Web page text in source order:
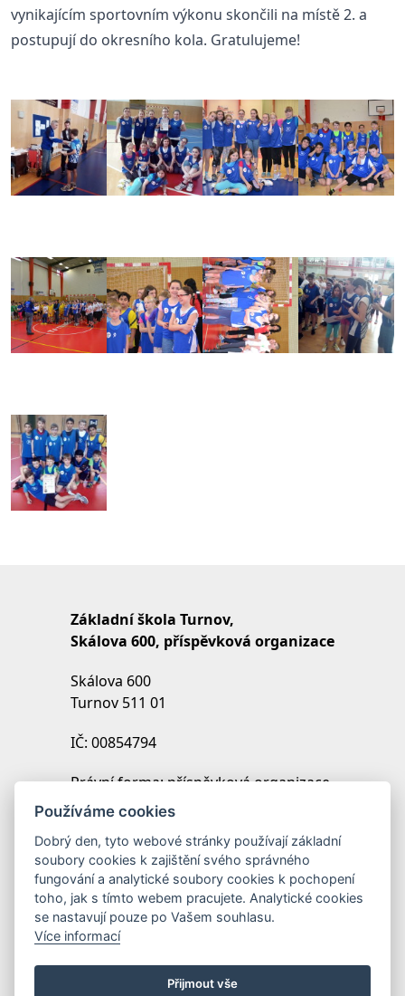
vynikajícím sportovním výkonu skončili na místě 2. a
postupují do okresního kola. Gratulujeme!
Základní škola Turnov,
Skálova 600, příspěvková organizace
Skálova 600
Turnov 511 01
IČ: 00854794
Právní forma: příspěvková organizace
IZO: 102454027
Zřizovatel: Město Turnov
Používáme cookies
Dobrý den, tyto webové stránky používají základní
soubory cookies k zajištění svého správného
fungování a analytické soubory cookies k pochopení
toho, jak s tímto webem pracujete. Analytické cookies
se nastavují pouze po Vašem souhlasu.
Více informací
Přijmout vše